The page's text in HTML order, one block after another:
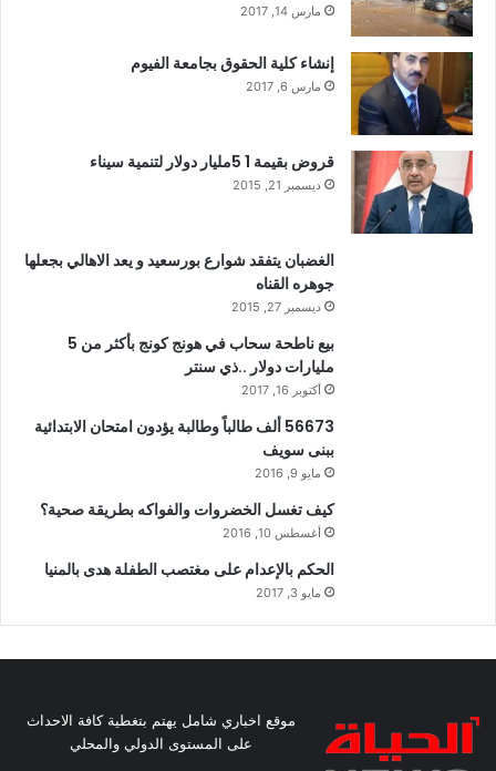
مارس 14, 2017
إنشاء كلية الحقوق بجامعة الفيوم
مارس 6, 2017
قروض بقيمة 1 5مليار دولار لتنمية سيناء
ديسمبر 21, 2015
الغضبان يتفقد شوارع بورسعيد و يعد الاهالي بجعلها
جوهره القناه
ديسمبر 27, 2015
بيع ناطحة سحاب في هونج كونج بأكثر من 5
مليارات دولار ..ذي سنتر
أكتوبر 16, 2017
56673 ألف طالباً وطالبة يؤدون امتحان الابتدائية
ببنى سويف
مايو 9, 2016
كيف تغسل الخضروات والفواكه بطريقة صحية؟
أغسطس 10, 2016
الحكم بالإعدام على مغتصب الطفلة هدى بالمنيا
مايو 3, 2017
موقع اخباري شامل يهتم بتغطية كافة الاحداث
على المستوى الدولي والمحلي